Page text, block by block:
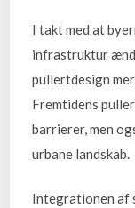
I takt med at
infrastruktur
pullertdesign
Fremtidens
barrierer, men
urbane landskab.
Integrationen af